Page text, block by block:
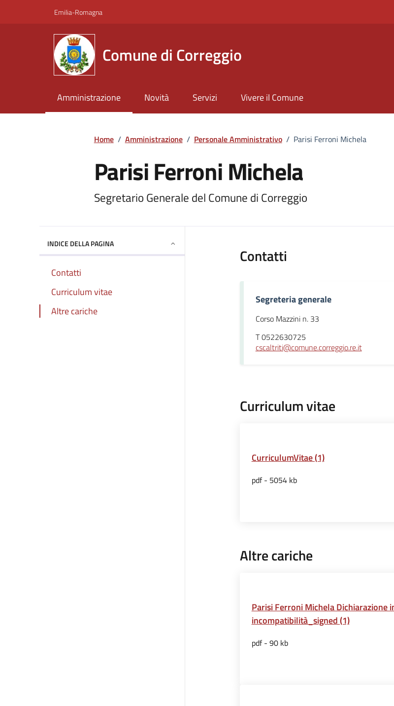
Emilia-Romagna
Comune di Correggio
Amministrazione Novità Servizi Vivere il Comune
Home / Amministrazione / Personale Amministrativo / Parisi Ferroni Michela
Parisi Ferroni Michela
Segretario Generale del Comune di Correggio
INDICE DELLA PAGINA
Contatti
Curriculum vitae
Altre cariche
Contatti
Segreteria generale
Corso Mazzini n. 33
T 0522630725
cscaltriti@comune.correggio.re.it
Curriculum vitae
CurriculumVitae (1)
pdf - 5054 kb
Altre cariche
Parisi Ferroni Michela Dichiarazione
incompatibilità_signed (1)
pdf - 90 kb